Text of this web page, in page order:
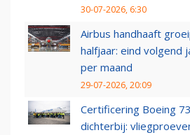
30-07-2026, 6:30
Airbus handhaaft
halfjaar: eind volgend
per maand
29-07-2026, 20:09
Certificering Boeing
dichterbij: